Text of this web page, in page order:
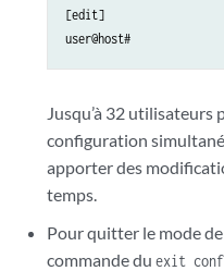
[edit]
user@host#
Jusqu’à 32 utilisateurs
configuration
apporter des
temps.
Pour quitter le mode
commande duexit